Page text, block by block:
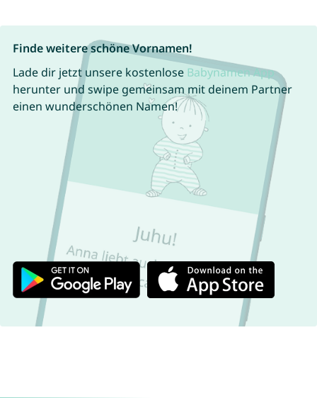
Finde weitere schöne Vornamen!
Lade dir jetzt unsere kostenlose Babynamen App
herunter und swipe gemeinsam mit deinem Partner
einen wunderschönen Namen!